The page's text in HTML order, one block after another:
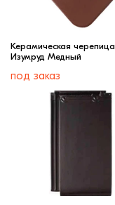
Керамическая черепица
Изумруд Медный
под заказ